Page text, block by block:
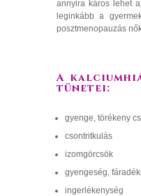
annyira káros lehet
leginkább a
posztmenopauzás
A
tünetei:
gyenge, törékeny
csontritkulás
izomgörcsök
gyengeség,
ingerlékenység